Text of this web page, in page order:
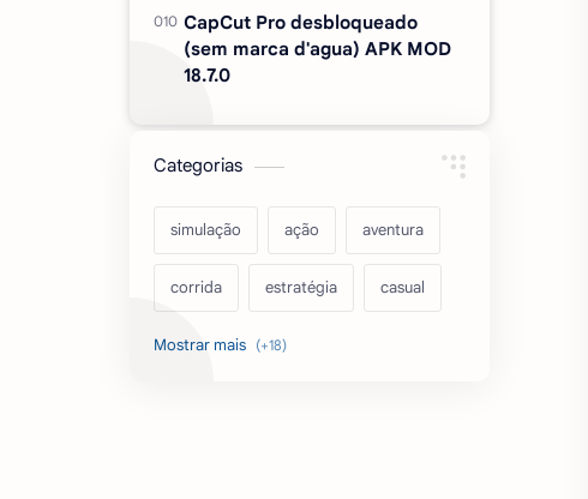
CapCut Pro desbloqueado
(sem marca d'agua) APK MOD
18.7.0
Categorias
simulação ação aventura
corrida estratégia casual
acarde esportes